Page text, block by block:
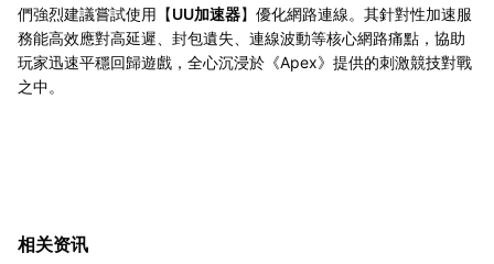
們強烈建議嘗試使用【UU加速器】優化網路連線。其針對性加速服
務能高效應對高延遲、封包遺失、連線波動等核心網路痛點，協助
玩家迅速平穩回歸遊戲，全心沉浸於《Apex》提供的刺激競技對戰
之中。
相关资讯